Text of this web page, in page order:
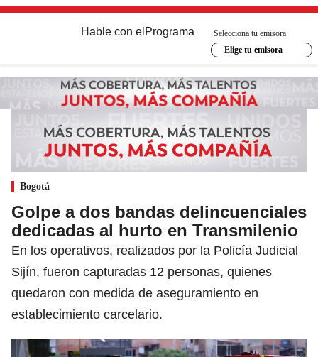
Hable con el Programa
Selecciona tu emisora
Elige tu emisora
Bogotá
Golpe a dos bandas delincuenciales
dedicadas al hurto en Transmilenio
En los operativos, realizados por la Policía Judicial
Sijín, fueron capturadas 12 personas, quienes
quedaron con medida de aseguramiento en
establecimiento carcelario.